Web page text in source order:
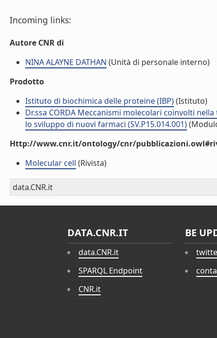
Incoming links:
Autore CNR di
NINA ALAYNE DATHAN (Unità di personale interno)
Prodotto
Istituto di biochimica delle proteine (IBP)(Istituto)
Dr.ssa CORDA Meccanismi molecolari coinvolti
lo sviluppo di nuovi farmaci (SV.P15.014.001)
Http://www.cnr.it/ontology/cnr/
Molecular cell (Rivista)
data.CNR.it
DATA.CNR.IT
data.CNR.it
SPARQL Endpoint
CNR.it
BE